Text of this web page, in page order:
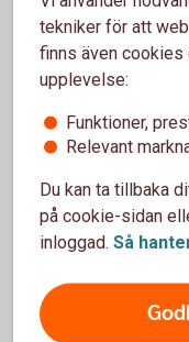
Vill du ha
Är skogen en
hobby? Oavsett
dig och din skog.
Om
tekniker för att
finns även cookies
upplevelse:
Funktioner,
Relevant
Du kan ta tillbaka
på cookie-sidan
inloggad. Så